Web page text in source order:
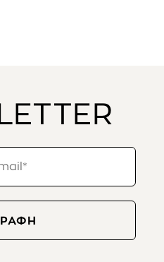
LETTER